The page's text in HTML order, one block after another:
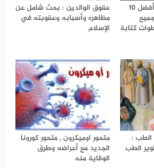
خاتمة بحث ديني | أفضل 10
كتابة
عقوق الوالدين : بحث شامل عن
مظاهره وأسبابه وعقوبته في
الإسلام
الطب :
الطب
متحور اوميكرون , متحور كورونا
الجديد مع أعراضه وطرق
الوقاية منه